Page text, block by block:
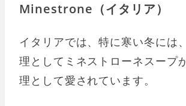
Minestrone（イタリア）
イタリアでは、特に寒い冬には
理としてミネストローネスープ
理として愛されています。